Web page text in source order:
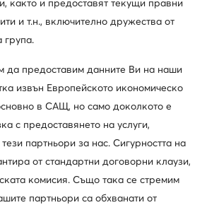
както и предоставят текущи правни
и т.н., включително дружества от
група.
да предоставим данните Ви на наши
извън Европейското икономическо
в САЩ, но само доколкото е
с предоставянето на услуги,
партньори за нас. Сигурността на
от стандартни договорни клаузи,
комисия. Също така се стремим
партньори са обхванати от